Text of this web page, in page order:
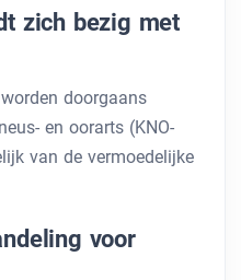
zich bezig met
doorgaans
en oorarts (KNO-
van de vermoedelijke
voor